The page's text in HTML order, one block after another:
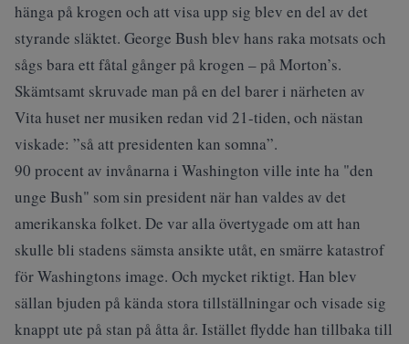
hänga på krogen och att visa upp sig blev en del av det
styrande släktet. George Bush blev hans raka motsats och
sågs bara ett fåtal gånger på krogen – på Morton’s.
Skämtsamt skruvade man på en del barer i närheten av
Vita huset ner musiken redan vid 21-tiden, och nästan
viskade: ”så att presidenten kan somna”.
90 procent av invånarna i Washington ville inte ha "den
unge Bush" som sin president när han valdes av det
amerikanska folket. De var alla övertygade om att han
skulle bli stadens sämsta ansikte utåt, en smärre katastrof
för Washingtons image. Och mycket riktigt. Han blev
sällan bjuden på kända stora tillställningar och visade sig
knappt ute på stan på åtta år. Istället flydde han tillbaka till